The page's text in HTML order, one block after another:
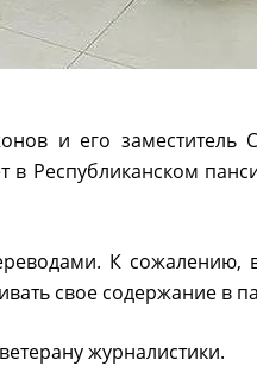
и его заместитель
Республиканском
К сожалению,
свое содержание в
журналистики.